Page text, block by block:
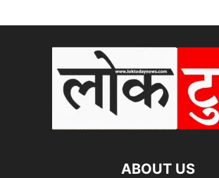
ABOUT US